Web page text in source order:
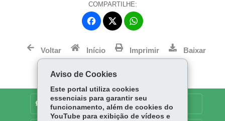
COMPARTILHE:
Fa
ce
bo
ok
itt
Ap
Voltar Início Imprimir Baixar
DENUNCIE CORRUPÇÃO
Aviso de Cookies
Este portal utiliza cookies
essenciais para garantir seu
funcionamento, além de cookies do
YouTube para exibição de vídeos e